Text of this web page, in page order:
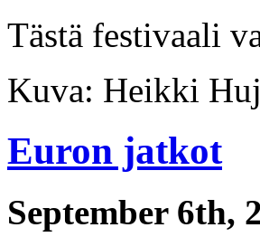
Tästä festivaali
Kuva: Heikki
Euron jatkot
September 6th,